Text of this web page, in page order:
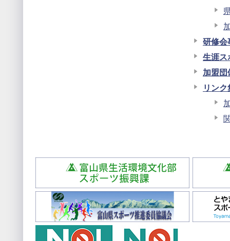
研修会
生涯ス
加盟団
リンク